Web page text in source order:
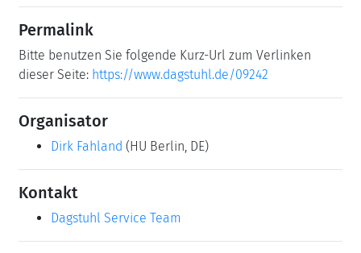
Permalink
Bitte benutzen Sie folgende Kurz-Url zum Verlinken
dieser Seite: https://www.dagstuhl.de/09242
Organisator
Dirk Fahland (HU Berlin, DE)
Kontakt
Dagstuhl Service Team